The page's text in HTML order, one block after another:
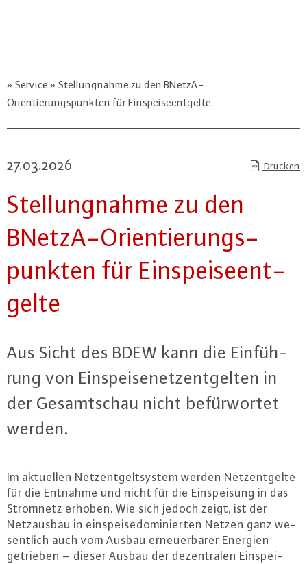
Service
Stellungnahme zu den BNetzA-
Orientierungspunkten für Einspeiseentgelte
27.03.2026 Drucken
Stel­lung­nah­me zu den
BNetzA-Ori­en­tie­rungs­
punk­ten für Ein­spei­se­ent­
gel­te
Aus Sicht des BDEW kann die Ein­füh­
rung von Ein­spei­senetz­ent­gel­ten in
der Ge­samt­schau nicht be­für­wor­tet
werden.
Im aktuellen Netz­ent­gelt­sys­tem werden Netz­ent­gel­te
für die Entnahme und nicht für die Ein­spei­sung in das
Stromnetz erhoben. Wie sich jedoch zeigt, ist der
Netz­aus­bau in ein­spei­se­do­mi­nier­ten Netzen ganz we­
sent­lich auch vom Ausbau er­neu­er­ba­rer Energien
getrieben – dieser Ausbau der de­zen­tra­len Ein­spei­